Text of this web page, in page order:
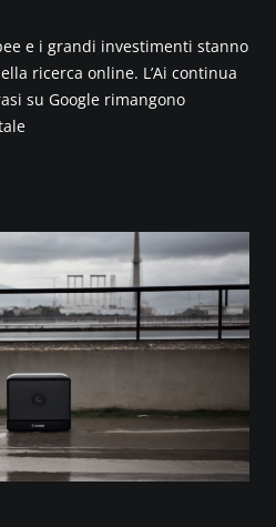
e i grandi investimenti stanno
ricerca online. L’Ai continua
su Google rimangono